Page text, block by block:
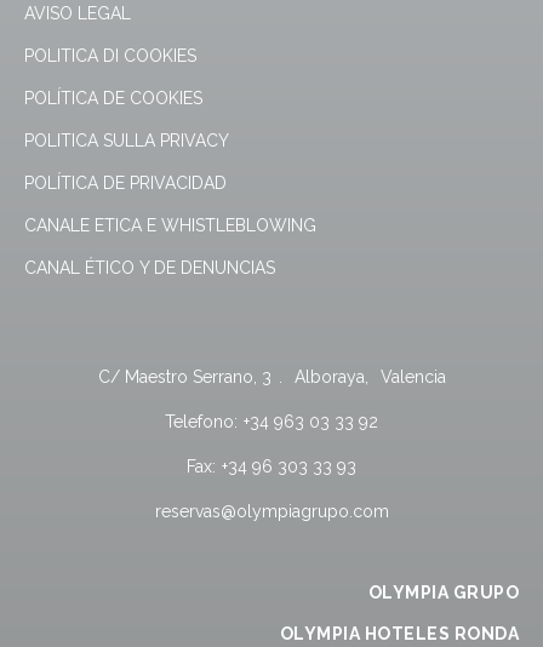
AVISO LEGAL
POLITICA DI COOKIES
POLÍTICA DE COOKIES
POLITICA SULLA PRIVACY
POLÍTICA DE PRIVACIDAD
CANALE ETICA E WHISTLEBLOWING
CANAL ÉTICO Y DE DENUNCIAS
C/ Maestro Serrano, 3 . Alboraya, Valencia
Telefono: +34 963 03 33 92
Fax: +34 96 303 33 93
reservas@olympiagrupo.com
OLYMPIA GRUPO
OLYMPIA HOTELES RONDA